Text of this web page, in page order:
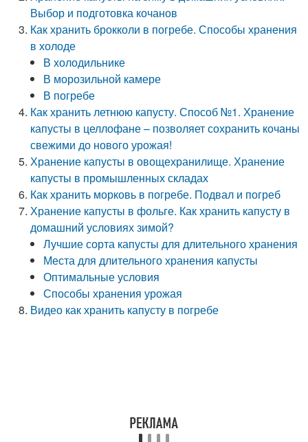
Выбор и подготовка кочанов
Как хранить брокколи в погребе. Способы хранения
в холоде
В холодильнике
В морозильной камере
В погребе
Как хранить летнюю капусту. Способ №1. Хранение
капусты в целлофане – позволяет сохранить кочаны
свежими до нового урожая!
Хранение капусты в овощехранилище. Хранение
капусты в промышленных складах
Как хранить морковь в погребе. Подвал и погреб
Хранение капусты в фольге. Как хранить капусту в
домашний условиях зимой?
Лучшие сорта капусты для длительного хранения
Места для длительного хранения капусты
Оптимальные условия
Способы хранения урожая
Видео как хранить капусту в погребе